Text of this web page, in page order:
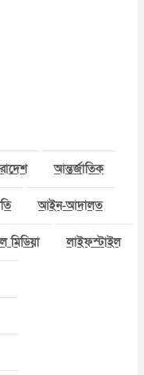
আন্তর্জাতিক
আইন-আদালত
মিডিয়া লাইফস্টাইল